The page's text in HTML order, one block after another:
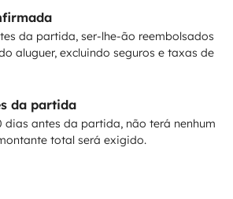
da partida, ser-lhe-ão reembolsados
aluguer, excluindo seguros e taxas de
da partida
dias antes da partida, não terá nenhum
total será exigido.